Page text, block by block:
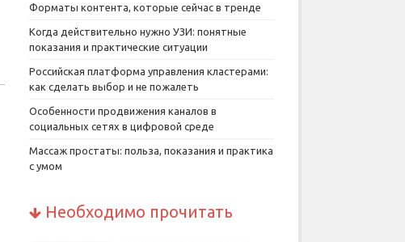
Форматы контента, которые сейчас в тренде
Когда действительно нужно УЗИ: понятные
показания и практические ситуации
Российская платформа управления кластерами:
как сделать выбор и не пожалеть
Особенности продвижения каналов в
социальных сетях в цифровой среде
Массаж простаты: польза, показания и практика
с умом
Необходимо прочитать